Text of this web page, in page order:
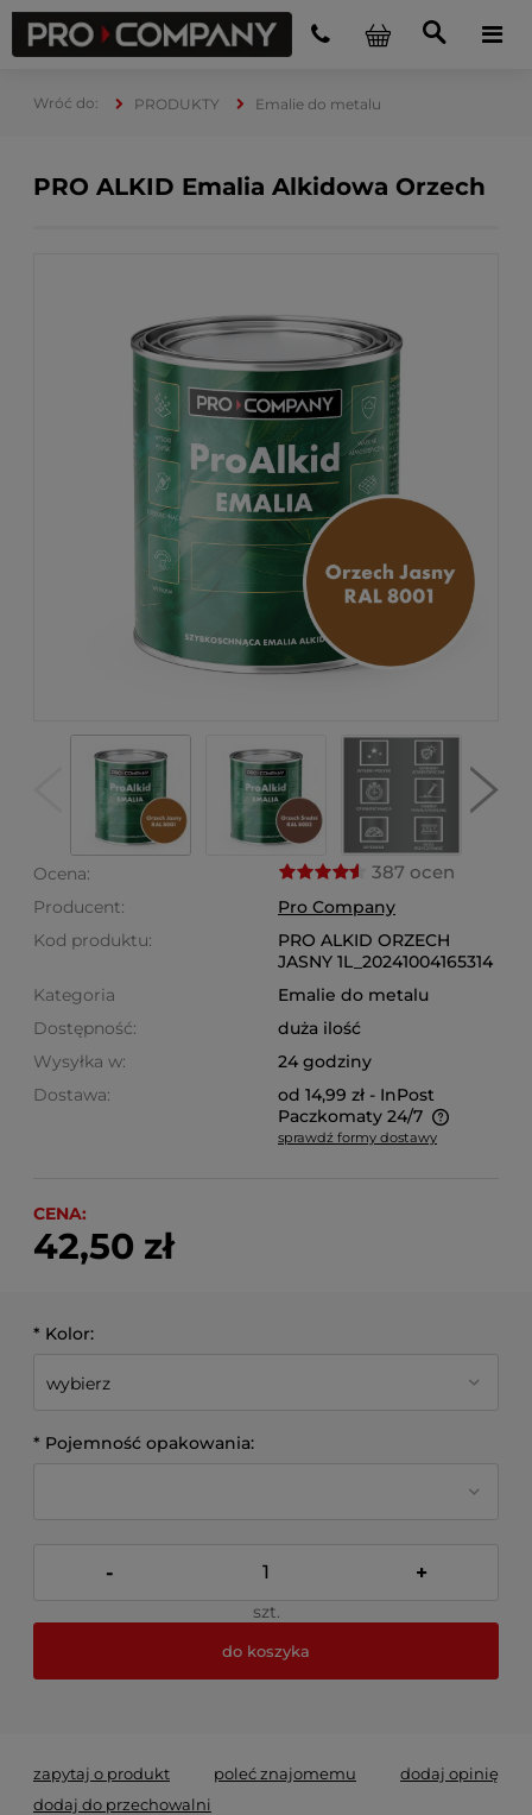
PRODUKTY Emalie do metalu
PRO ALKID Emalia Alkidowa Orzech
Ocena: 387 ocen
Producent:
Pro Company
Kod produktu:
PRO ALKID ORZECH
JASNY 1L_20241004165314
Kategoria
Emalie do metalu
Dostępność:
duża ilość
Wysyłka w:
24 godziny
Dostawa:
od 14,99 zł - InPost
Paczkomaty 24/7
Cena nie zawiera ewentualnych kosztów płatności
sprawdź formy dostawy
CENA:
42,50 zł
* Kolor:
* Pojemność opakowania:
- +
szt.
do koszyka
zapytaj o produkt poleć znajomemu
dodaj opinię
dodaj do przechowalni